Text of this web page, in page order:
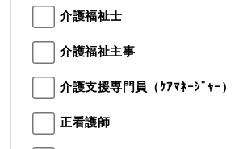
介護福祉士
介護福祉主事
介護支援専門員（ｹｱﾏﾈｰｼﾞｬｰ）
正看護師